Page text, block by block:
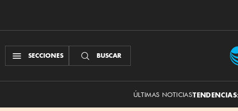
SECCIONES BUSCAR
ÚLTIMAS NOTICIAS